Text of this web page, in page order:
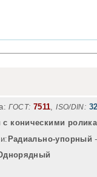
ГОСТ: 7511,ISO/DIN:
коническими
Радиально-упорный